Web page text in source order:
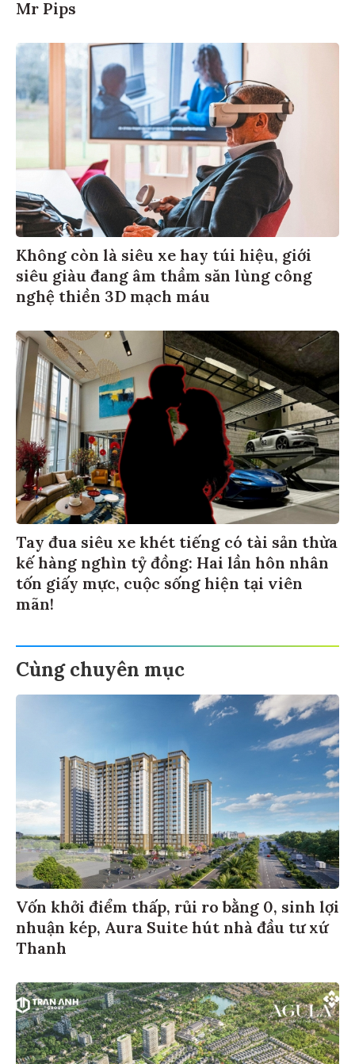
Mr Pips
Không còn là siêu xe hay túi hiệu, giới
siêu giàu đang âm thầm săn lùng công
nghệ thiền 3D mạch máu
Tay đua siêu xe khét tiếng có tài sản thừa
kế hàng nghìn tỷ đồng: Hai lần hôn nhân
tốn giấy mực, cuộc sống hiện tại viên
mãn!
Cùng chuyên mục
Vốn khởi điểm thấp, rủi ro bằng 0, sinh lợi
nhuận kép, Aura Suite hút nhà đầu tư xứ
Thanh